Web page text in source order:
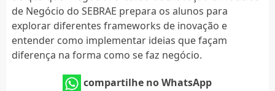
de Negócio do SEBRAE prepara os alunos para
explorar diferentes frameworks de inovação e
entender como implementar ideias que façam
diferença na forma como se faz negócio.
compartilhe no WhatsApp